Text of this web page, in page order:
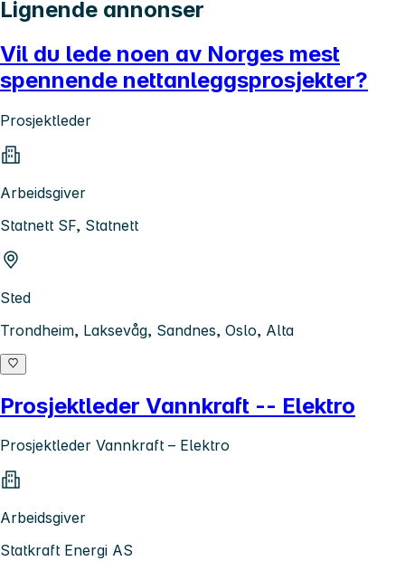
Lignende annonser
Vil du lede noen av Norges mest
spennende nettanleggsprosjekter?
Prosjektleder
Arbeidsgiver
Statnett SF, Statnett
Sted
Trondheim, Laksevåg, Sandnes, Oslo, Alta
Prosjektleder Vannkraft -- Elektro
Prosjektleder Vannkraft – Elektro
Arbeidsgiver
Statkraft Energi AS